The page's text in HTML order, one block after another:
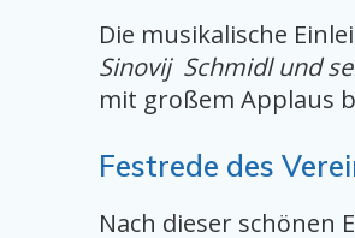
Die musikalische
Sinovij Schmidl und
mit großem Applaus
Festrede des
Nach dieser schönen